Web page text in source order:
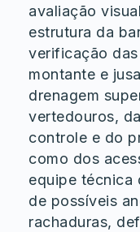
avaliação
estrutura da
verificação
montante e
drenagem
vertedouros,
controle e do
como dos
equipe técnica
de possíveis
rachaduras,